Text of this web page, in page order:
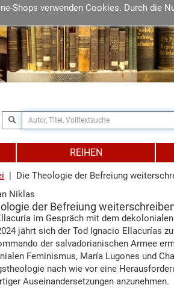
Shops verwenden Cookies. Durch die
REIHEN
| Die Theologie der Befreiung
Niklas
der Befreiung
im Gespräch mit dem
jährt sich der Tod Ignacio Ellacurías
der salvadorianischen Armee
Feminismus, María Lugones und
nach wie vor eine
Auseinandersetzungen anzunehmen.